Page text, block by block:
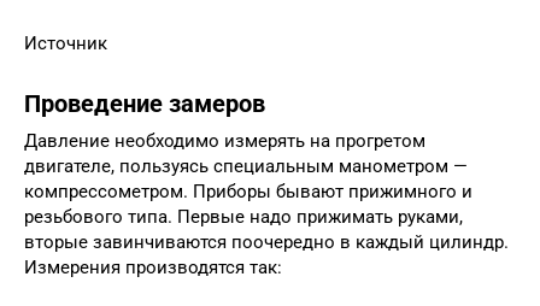
Источник
Проведение замеров
Давление необходимо измерять на прогретом
двигателе, пользуясь специальным манометром —
компрессометром. Приборы бывают прижимного и
резьбового типа. Первые надо прижимать руками,
вторые завинчиваются поочередно в каждый цилиндр.
Измерения производятся так: